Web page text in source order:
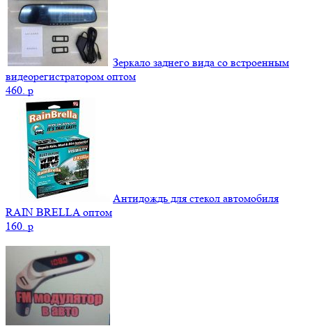
Зеркало заднего вида со встроенным
видеорегистратором оптом
460. p
Антидождь для стекол автомобиля
RAIN BRELLA оптом
160. p